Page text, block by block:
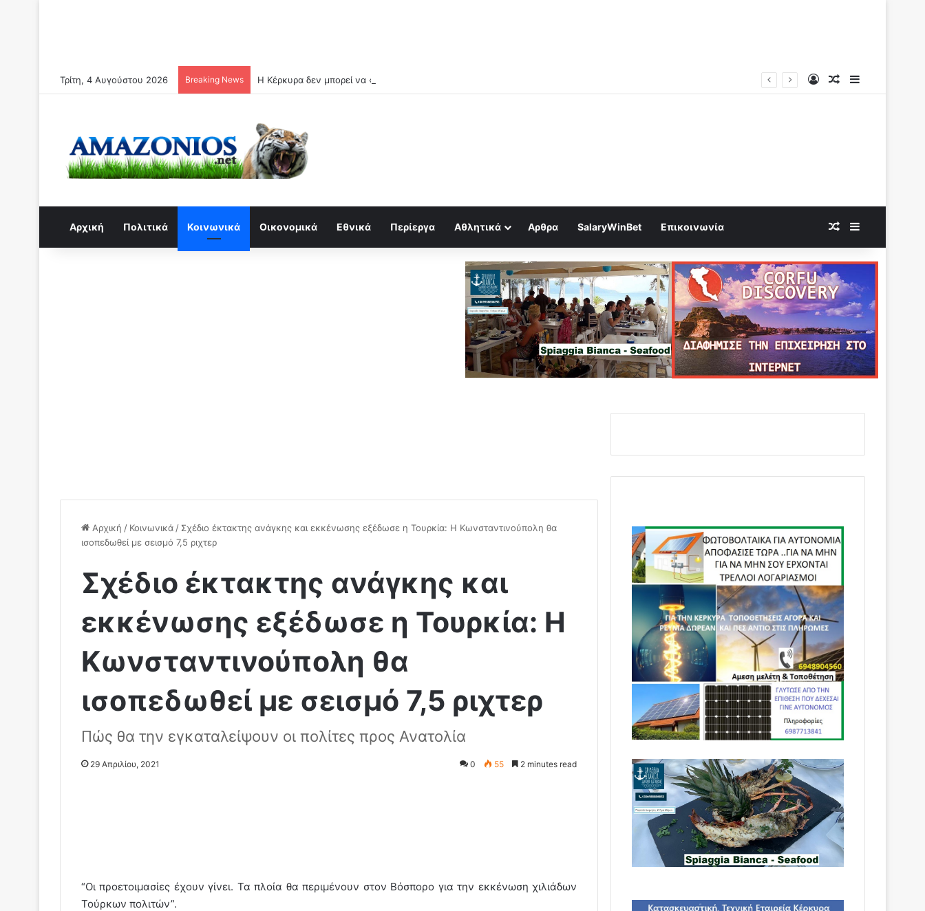
Τρίτη, 4 Αυγούστου 2026 Breaking News Η Κέρκυρα δεν μπορεί να «ψήνεται» στο αεροδρόμιo της κ.Γκίκα Log InRandom Article
Αρχική Πολιτικά Κοινωνικά Οικονομικά Εθνικά Περίεργα Αθλητικά Αρθρα SalaryWinBet Επικοινωνία Random Article
Αρχική / Κοινωνικά / Σχέδιο έκτακτης ανάγκης και εκκένωσης εξέδωσε η Τουρκία: Η Κωνσταντινούπολη θα
ισοπεδωθεί με σεισμό 7,5 ριχτερ
Σχέδιο έκτακτης ανάγκης και
εκκένωσης εξέδωσε η Τουρκία: Η
Κωνσταντινούπολη θα
ισοπεδωθεί με σεισμό 7,5 ριχτερ
Πώς θα την εγκαταλείψουν οι πολίτες προς Ανατολία
29 Απριλίου, 2021 0 55 2 minutes read
“Oι προετοιμασίες έχουν γίνει. Τα πλοία θα περιμένουν στον Βόσπορο για την εκκένωση χιλιάδων
Τούρκων πολιτών”.